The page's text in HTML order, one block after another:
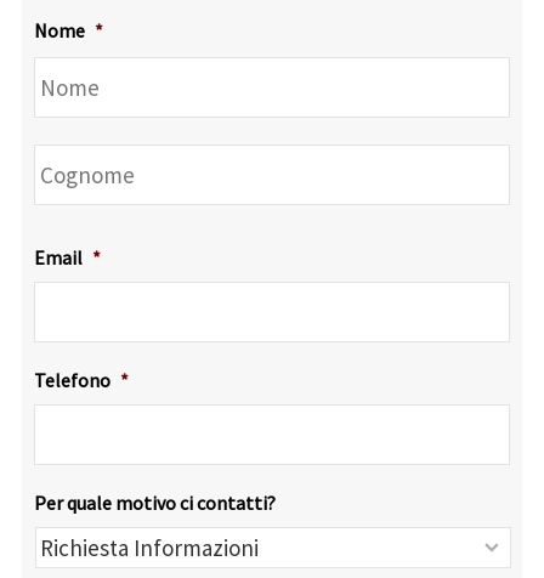
Nome *
Email *
Telefono *
Per quale motivo ci contatti?